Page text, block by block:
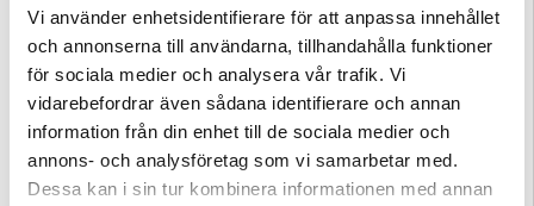
Vi använder enhetsidentifierare för att anpassa innehållet
och annonserna till användarna, tillhandahålla funktioner
för sociala medier och analysera vår trafik. Vi
vidarebefordrar även sådana identifierare och annan
information från din enhet till de sociala medier och
annons- och analysföretag som vi samarbetar med.
Dessa kan i sin tur kombinera informationen med annan
- Rep- och nötningsbeständig finish
- Lätt och slimmad profil för daglig komfort
Goda exempel på användning
- Bra tillbehör för dig som älskar söt och chic design
- Ger extra grepp för säker hantering under resan
Kompatibilitet: iPhone 12 Pro
Förpackning: Bulk